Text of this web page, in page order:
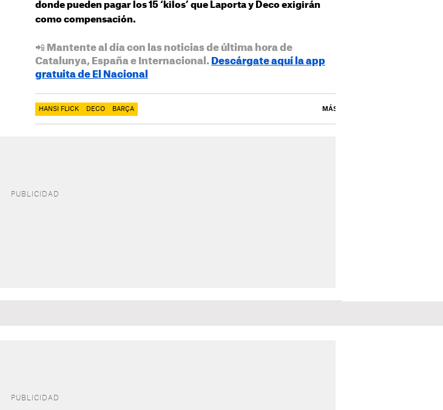
donde pueden pagar los 15 ‘kilos’ que Laporta y Deco exigirán
como compensación.
📲 Mantente al día con las noticias de última hora de
Catalunya, España e Internacional. Descárgate aquí la app
gratuita de El Nacional
HANSI FLICK DECO BARÇA MÁS